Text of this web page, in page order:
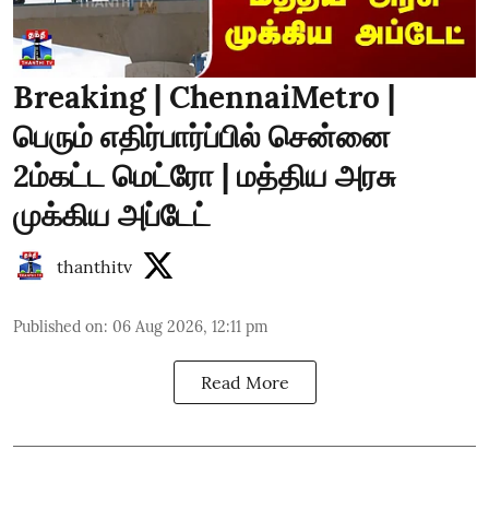
Breaking | ChennaiMetro |
பெரும் எதிர்பார்ப்பில் சென்னை
2ம்கட்ட மெட்ரோ | மத்திய அரசு
முக்கிய அப்டேட்
thanthitv
Published on: 06 Aug 2026, 12:11 pm
Read More